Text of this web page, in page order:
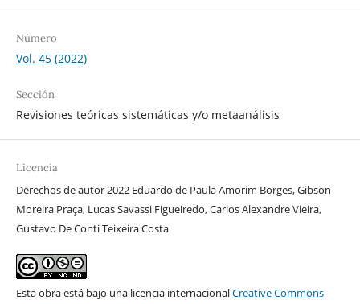
Número
Vol. 45 (2022)
Sección
Revisiones teóricas sistemáticas y/o metaanálisis
Licencia
Derechos de autor 2022 Eduardo de Paula Amorim Borges, Gibson
Moreira Praça, Lucas Savassi Figueiredo, Carlos Alexandre Vieira,
Gustavo De Conti Teixeira Costa
Esta obra está bajo una licencia internacionalCreative Commons